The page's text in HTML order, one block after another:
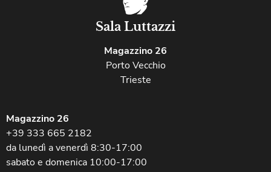
Sala Luttazzi
Magazzino 26
Porto Vecchio
Trieste
Magazzino 26
+39 333 665 2182
da lunedì a venerdì 8:30-17:00
sabato e domenica 10:00-17:00